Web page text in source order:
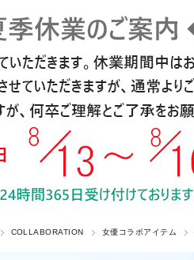
COLLABORATION 女優コラボアイテム